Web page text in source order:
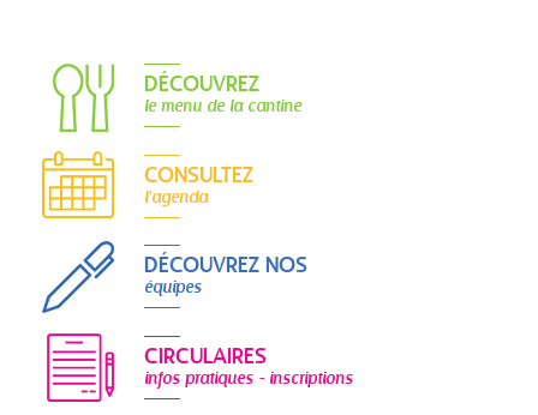
DÉCOUVREZ
le menu de la cantine
CONSULTEZ
l'agenda
DÉCOUVREZ NOS
équipes
CIRCULAIRES
infos pratiques - inscriptions